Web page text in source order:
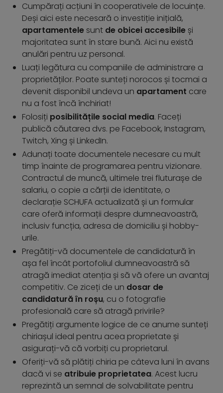
Cumpărați acțiuni în cooperativele de locuințe.
Deși aici este necesară o investiție inițială,
apartamentele sunt de obicei accesibile și
majoritatea sunt în stare bună. Aici nu există
anulări pentru uz personal.
Luați legătura cu companiile de administrare a
proprietăților. Poate sunteți norocos și tocmai a
devenit disponibil undeva un apartament care
nu a fost încă închiriat!
Folosiți posibilitățile social media. Faceți
publică căutarea dvs. pe Facebook, Instagram,
Twitch, Xing și LinkedIn.
Adunați toate documentele necesare cu mult
timp înainte de programarea pentru vizionare.
Contractul de muncă, ultimele trei fluturașe de
salariu, o copie a cărții de identitate, o
declarație SCHUFA actualizată și un formular
care oferă informații despre dumneavoastră,
inclusiv funcția, adresa de domiciliu și hobby-
urile.
Pregătiți-vă documentele de candidatură în
așa fel încât portofoliul dumneavoastră să
atragă imediat atenția și să vă ofere un avantaj
competitiv. Ce ziceți de un dosar de
candidatură în roșu, cu o fotografie
profesională care să atragă privirile?
Pregătiți argumente logice de ce anume sunteți
chiriașul ideal pentru acea proprietate și
asigurați-vă că vorbiți cu proprietarul.
Oferiți-vă să plătiți chiria pe câteva luni în avans
dacă vi se atribuie proprietatea. Acest lucru
reprezintă un semnal de solvabilitate pentru